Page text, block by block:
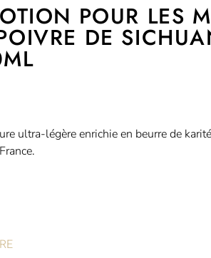
POUR LES
DE
ultra-légère enrichie en beurre de